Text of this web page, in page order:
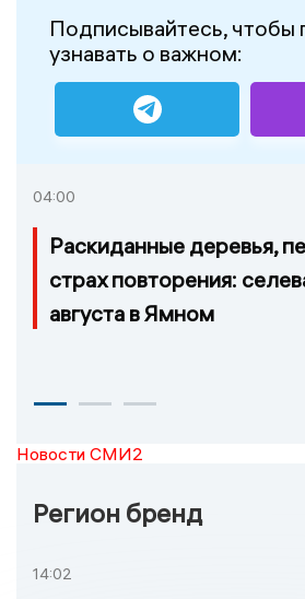
Подписывайтесь, чтобы
узнавать о важном:
04:00
Раскиданные деревья,
страх повторения:
августа в Ямном
Новости СМИ2
Регион бренд
14:02